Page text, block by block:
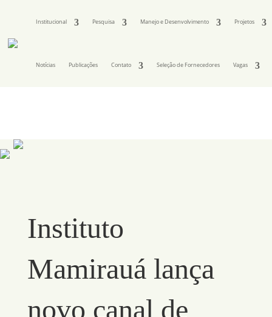
Institucional Pesquisa Manejo e Desenvolvimento Projetos
Notícias Publicações Contato Seleção de Fornecedores Vagas
Instituto
Mamirauá lança
novo canal de